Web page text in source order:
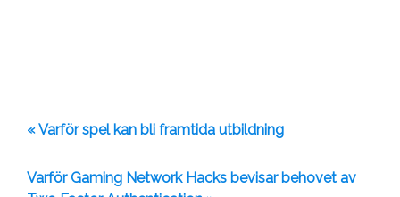
« Varför spel kan bli framtida utbildning
Varför Gaming Network Hacks bevisar behovet av